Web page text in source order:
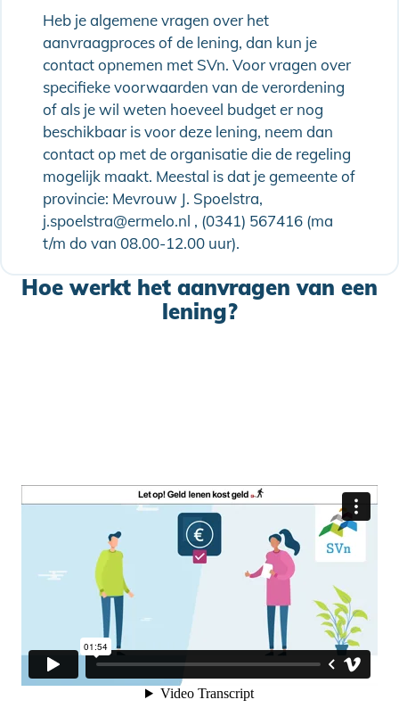
Heb je algemene vragen over het
aanvraagproces of de lening, dan kun je
contact opnemen met SVn. Voor vragen over
specifieke voorwaarden van de verordening
of als je wil weten hoeveel budget er nog
beschikbaar is voor deze lening, neem dan
contact op met de organisatie die de regeling
mogelijk maakt. Meestal is dat je gemeente of
provincie: Mevrouw J. Spoelstra,
j.spoelstra@ermelo.nl , (0341) 567416 (ma
t/m do van 08.00-12.00 uur).
Hoe werkt het aanvragen van een
lening?